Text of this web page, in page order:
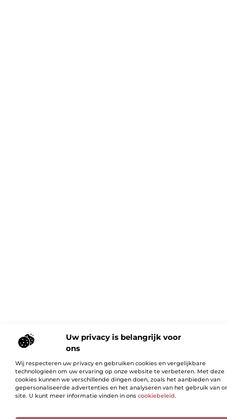
Uw privacy is belangrijk voor
ons
Wij respecteren uw privacy en gebruiken cookies en vergelijkbare
technologieën om uw ervaring op onze website te verbeteren. Met deze
cookies kunnen we verschillende dingen doen, zoals het aanbieden van
gepersonaliseerde advertenties en het analyseren van het gebruik van
site. U kunt meer informatie vinden in ons cookiebeleid.